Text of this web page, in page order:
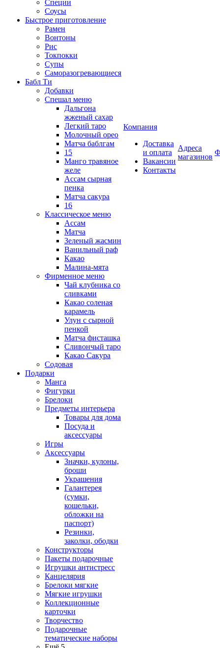
Специи
Соусы
Быстрое приготовление
Рамен
Вонтоны
Рис
Токпокки
Супы
Саморазогревающиеся
Бабл Ти
Добавки
Спешал меню
Дальгона
жженый сахар
Легкий таро
Молочный орео
Матча баблгам
15
Манго травяное
желе
Ассам сырная
пенка
Матча сакура
16
Классическое меню
Ассам
Матча
Зеленый жасмин
Ванильный раф
Какао
Малина-мята
Фирменное меню
Чай клубника со
сливками
Какао соленая
карамель
Улун с сырной
пенкой
Матча фисташка
Сливончый таро
Какао Сакура
Содовая
Подарки
Манга
Фигурки
Брелоки
Предметы интерьера
Товары для дома
Посуда и
аксессуары
Игры
Аксессуары
Значки, кулоны,
броши
Украшения
Галантерея
(сумки,
кошельки,
обложки на
паспорт)
Резинки,
заколки, ободки
Конструкторы
Пакеты подарочные
Игрушки антистресс
Канцелярия
Брелоки мягкие
Мягкие игрушки
Коллекционные
карточки
Творчество
Подарочные
тематические наборы
Компания
Доставка
и оплата
Вакансии
Контакты
Адреса
магазинов